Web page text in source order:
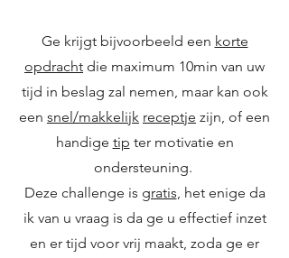
Ge krijgt bijvoorbeeld een korte
opdracht die maximum 10min van uw
tijd in beslag zal nemen, maar kan ook
een snel/makkelijk receptje zijn, of een
handige tip ter motivatie en
ondersteuning.
Deze challenge is gratis , het enige da
ik van u vraag is da ge u effectief inzet
en er tijd voor vrij maakt, zoda ge er